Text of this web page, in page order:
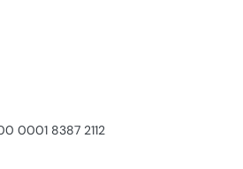
0001 8387 2112